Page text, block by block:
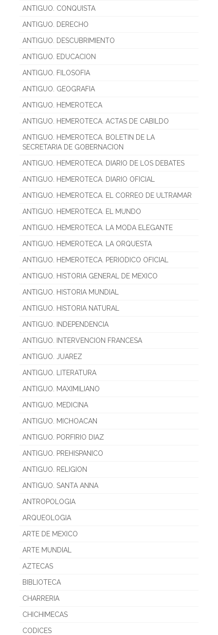
ANTIGUO. CONQUISTA
ANTIGUO. DERECHO
ANTIGUO. DESCUBRIMIENTO
ANTIGUO. EDUCACION
ANTIGUO. FILOSOFIA
ANTIGUO. GEOGRAFIA
ANTIGUO. HEMEROTECA
ANTIGUO. HEMEROTECA. ACTAS DE CABILDO
ANTIGUO. HEMEROTECA. BOLETIN DE LA
SECRETARIA DE GOBERNACION
ANTIGUO. HEMEROTECA. DIARIO DE LOS DEBATES
ANTIGUO. HEMEROTECA. DIARIO OFICIAL
ANTIGUO. HEMEROTECA. EL CORREO DE ULTRAMAR
ANTIGUO. HEMEROTECA. EL MUNDO
ANTIGUO. HEMEROTECA. LA MODA ELEGANTE
ANTIGUO. HEMEROTECA. LA ORQUESTA
ANTIGUO. HEMEROTECA. PERIODICO OFICIAL
ANTIGUO. HISTORIA GENERAL DE MEXICO
ANTIGUO. HISTORIA MUNDIAL
ANTIGUO. HISTORIA NATURAL
ANTIGUO. INDEPENDENCIA
ANTIGUO. INTERVENCION FRANCESA
ANTIGUO. JUAREZ
ANTIGUO. LITERATURA
ANTIGUO. MAXIMILIANO
ANTIGUO. MEDICINA
ANTIGUO. MICHOACAN
ANTIGUO. PORFIRIO DIAZ
ANTIGUO. PREHISPANICO
ANTIGUO. RELIGION
ANTIGUO. SANTA ANNA
ANTROPOLOGIA
ARQUEOLOGIA
ARTE DE MEXICO
ARTE MUNDIAL
AZTECAS
BIBLIOTECA
CHARRERIA
CHICHIMECAS
CODICES